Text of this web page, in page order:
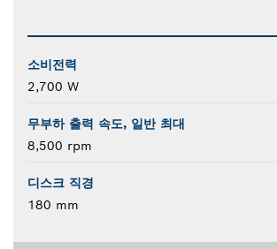
소비전력
2,700 W
무부하 출력 속도, 일반 최대
8,500 rpm
디스크 직경
180 mm